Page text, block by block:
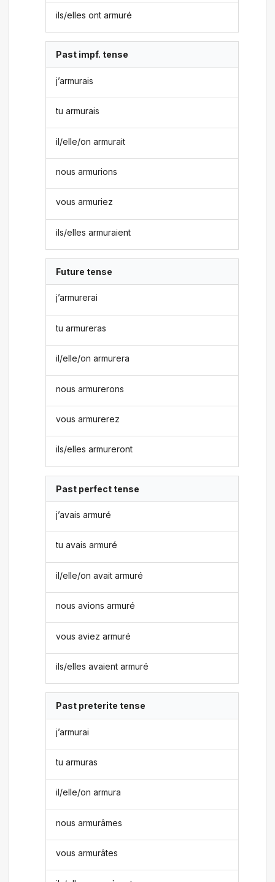
ils/elles ont armuré
Past impf. tense
j’armurais
tu armurais
il/elle/on armurait
nous armurions
vous armuriez
ils/elles armuraient
Future tense
j’armurerai
tu armureras
il/elle/on armurera
nous armurerons
vous armurerez
ils/elles armureront
Past perfect tense
j’avais armuré
tu avais armuré
il/elle/on avait armuré
nous avions armuré
vous aviez armuré
ils/elles avaient armuré
Past preterite tense
j’armurai
tu armuras
il/elle/on armura
nous armurâmes
vous armurâtes